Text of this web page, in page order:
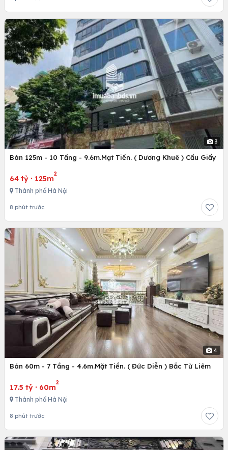
3
Bán 125m - 10 Tầng - 9.6m.Mạt Tiền. ( Dương Khuê ) Cầu Giấy
64 tỷ · 125m
2
Thành phố Hà Nội
8 phút trước
4
Bán 60m - 7 Tầng - 4.6m.Mặt Tiền. ( Đức Diễn ) Bắc Từ Liêm
17.5 tỷ · 60m
2
Thành phố Hà Nội
8 phút trước